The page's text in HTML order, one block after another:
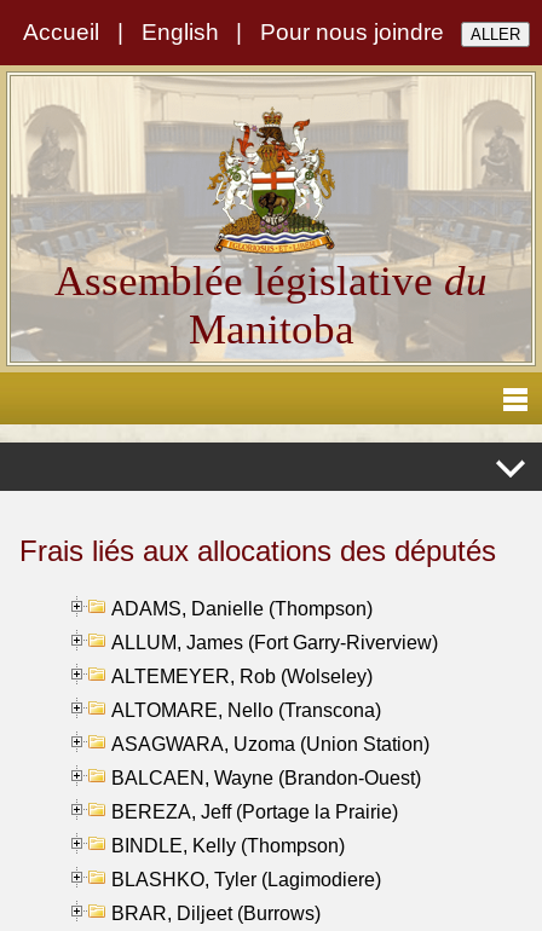
Accueil English Pour nous joindre
Assemblée législativedu
Manitoba
Frais liés aux allocations des députés
ADAMS, Danielle (Thompson)
ALLUM, James (Fort Garry-Riverview)
ALTEMEYER, Rob (Wolseley)
ALTOMARE, Nello (Transcona)
ASAGWARA, Uzoma (Union Station)
BALCAEN, Wayne (Brandon-Ouest)
BEREZA, Jeff (Portage la Prairie)
BINDLE, Kelly (Thompson)
BLASHKO, Tyler (Lagimodiere)
BRAR, Diljeet (Burrows)